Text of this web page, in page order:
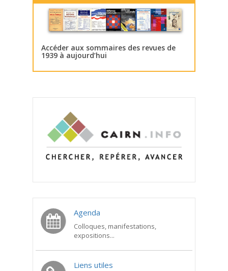
Accéder aux sommaires des revues de
1939 à aujourd’hui
Agenda
Colloques, manifestations,
expositions...
Liens utiles